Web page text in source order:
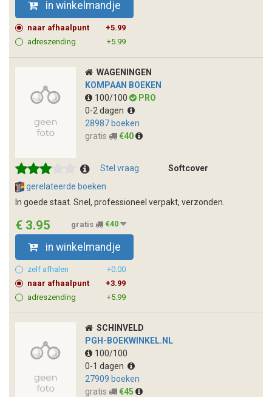
in winkelmandje
naar afhaalpunt
+5.99
adreszending
+5.99
WAGENINGEN
KOMPAAN BOEKEN
100/100
PRO
0-2 dagen
28987 boeken
gratis
€40
Stel vraag
Softcover
gerelateerde boeken
In goede staat. Snel, professioneel verpakt, verzonden.
€ 3.95 gratis €40
in winkelmandje
zelf afhalen
+0.00
naar afhaalpunt
+3.99
adreszending
+5.99
SCHINVELD
PGH-BOEKWINKEL.NL
100/100
0-1 dagen
27909 boeken
gratis
€45